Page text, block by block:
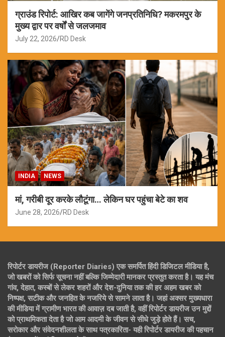
ग्राउंड रिपोर्ट: आखिर कब जागेंगे जनप्रतिनिधि? मकरमपुर के
मुख्य द्वार पर वर्षों से जलजमाव
July 22, 2026 RD Desk
INDIA NEWS
मां, गरीबी दूर करके लौटूंगा… लेकिन घर पहुंचा बेटे का शव
June 28, 2026 RD Desk
रिपोर्टर डायरीज (Reporter Diaries) एक समर्पित हिंदी डिजिटल मीडिया है,
जो खबरों को सिर्फ सूचना नहीं बल्कि जिम्मेदारी मानकर प्रस्तुत करता है। यह मंच
गांव, देहात, कस्बों से लेकर शहरों और देश-दुनिया तक की हर अहम खबर को
निष्पक्ष, सटीक और जनहित के नजरिये से सामने लाता है। जहां अक्सर मुख्यधारा
की मीडिया में ग्रामीण भारत की आवाज़ दब जाती है, वहीं रिपोर्टर डायरीज उन मुद्दों
को प्राथमिकता देता है जो आम आदमी के जीवन से सीधे जुड़े होते हैं। सच,
सरोकार और संवेदनशीलता के साथ पत्रकारिता- यही रिपोर्टर डायरीज की पहचान